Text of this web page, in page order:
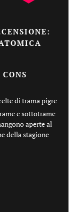
CONS
di trama pigre
e sottotrame
aperte al
della stagione